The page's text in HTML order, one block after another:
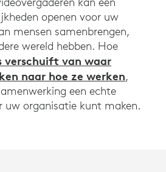
openen voor uw
mensen samenbrengen,
wereld hebben. Hoe
verschuift van waar
naar hoe ze werken,
een echte
uw organisatie kunt maken.